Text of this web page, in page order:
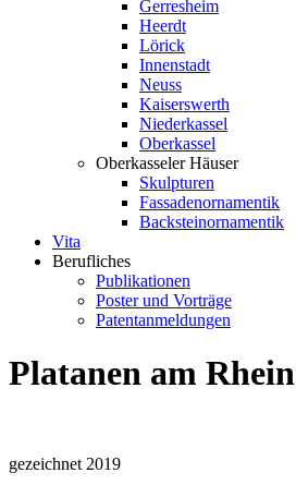
Gerresheim
Heerdt
Lörick
Innenstadt
Neuss
Kaiserswerth
Niederkassel
Oberkassel
Oberkasseler Häuser
Skulpturen
Fassadenornamentik
Backsteinornamentik
Vita
Berufliches
Publikationen
Poster und Vorträge
Patentanmeldungen
Platanen am Rhein
gezeichnet 2019